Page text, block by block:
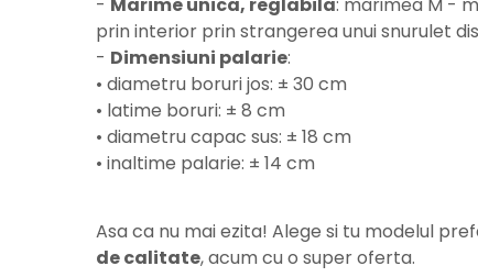
- Marime unica, reglabila: marimea M -
prin interior prin strangerea unui snurulet
- Dimensiuni palarie:
• diametru boruri jos: ± 30 cm
• latime boruri: ± 8 cm
• diametru capac sus: ± 18 cm
• inaltime palarie: ± 14 cm
Asa ca nu mai ezita! Alege si tu modelul
de calitate, acum cu o super oferta.